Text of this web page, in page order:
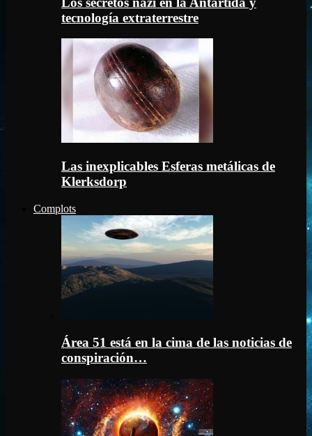
tecnología extraterrestre
Las inexplicables Esferas metálicas de
Klerksdorp
Complots
Área 51 está en la cima de las noticias de
conspiración…